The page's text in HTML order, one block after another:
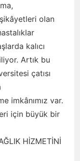
olan
kalıcı
Artık bu
çatısı
imkânımız var.
için büyük bir
HİZMETİNİ